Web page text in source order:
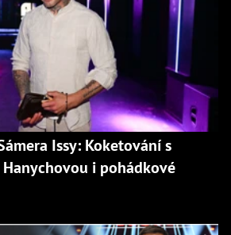
Issy: Koketování s
i pohádkové